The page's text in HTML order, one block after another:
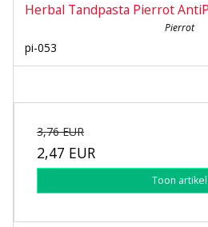
Herbal Tandpasta Pierrot
Pierrot
pi-053
3,76 EUR
2,47 EUR
Toon artikel